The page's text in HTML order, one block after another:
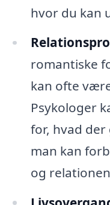
hvor du kan
romantiske
kan ofte
Psykologer
for, hvad
man kan
og